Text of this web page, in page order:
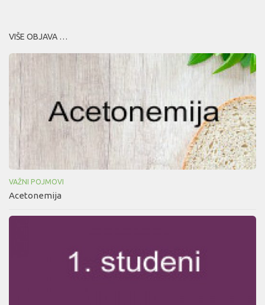
VIŠE OBJAVA …
VAŽNI POJMOVI
Acetonemija